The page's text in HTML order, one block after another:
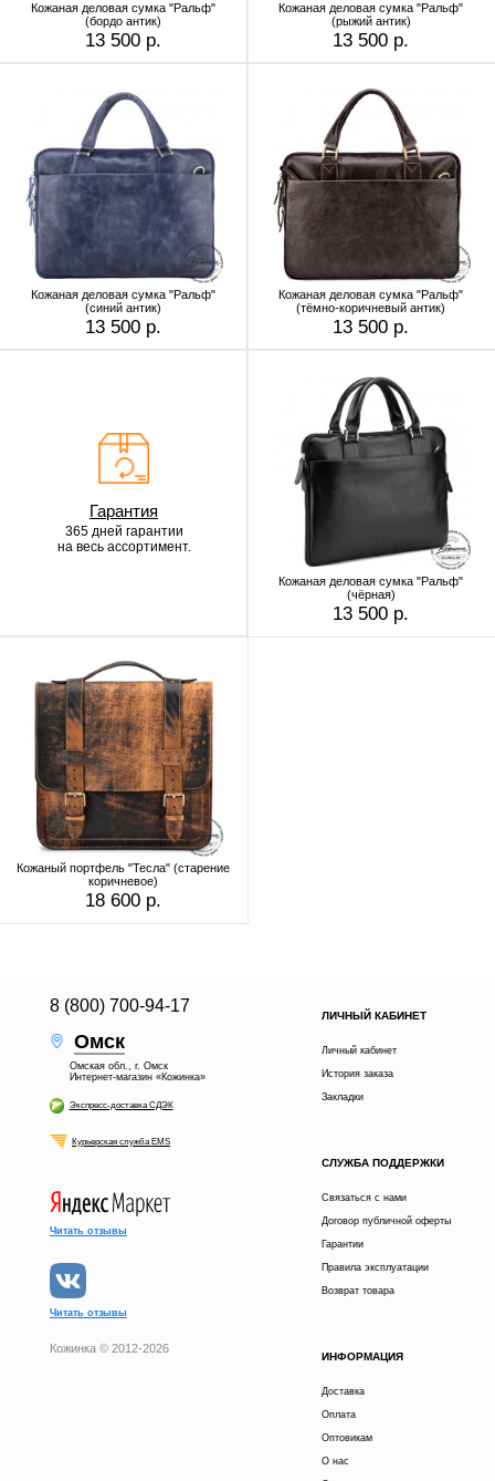
Кожаная деловая сумка "Ральф"
(бордо антик)
13 500 р.
Кожаная деловая сумка "Ральф"
(рыжий антик)
13 500 р.
Кожаная деловая сумка "Ральф"
(синий антик)
13 500 р.
Кожаная деловая сумка "Ральф"
(тёмно-коричневый антик)
13 500 р.
Гарантия
365 дней гарантии
на весь ассортимент.
Кожаная деловая сумка "Ральф"
(чёрная)
13 500 р.
Кожаный портфель "Тесла" (старение
коричневое)
18 600 р.
8 (800) 700-94-17
Омск
Омская обл., г. Омск
Интернет-магазин «Кожинка»
Экспресс-доставка СДЭК
Курьерская служба EMS
ЛИЧНЫЙ КАБИНЕТ
Личный кабинет
История заказа
Закладки
СЛУЖБА ПОДДЕРЖКИ
Связаться с нами
Договор публичной оферты
Гарантии
Правила эксплуатации
Возврат товара
ИНФОРМАЦИЯ
Доставка
Оплата
Оптовикам
О нас
Читать отзывы
Читать отзывы
Кожинка © 2012-2026